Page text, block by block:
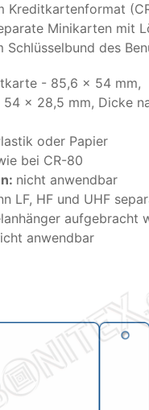
Kreditkartenformat
Minikarten mit
Schlüsselbund des
- 85,6 x 54 mm,
54 x 28,5 mm, Dicke
oder Papier
bei CR-80
nicht anwendbar
LF, HF und UHF
aufgebracht
anwendbar